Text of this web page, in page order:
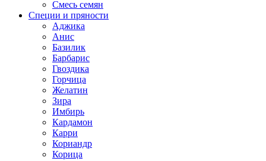
Смесь семян
Специи и пряности
Аджика
Анис
Базилик
Барбарис
Гвоздика
Горчица
Желатин
Зира
Имбирь
Кардамон
Карри
Кориандр
Корица